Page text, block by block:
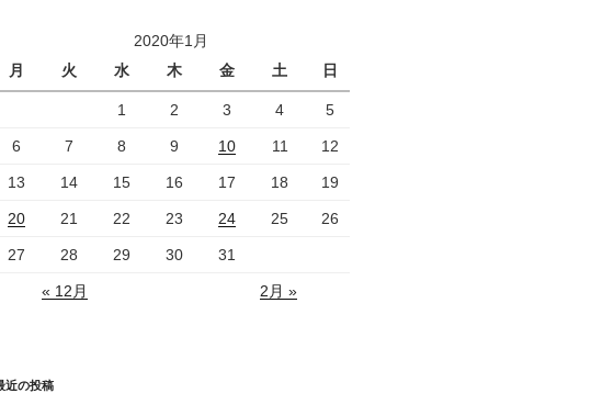
2020年1月
月
火 水 木 金 土 日
1 2 3 4 5
6 7 8 9 10 11 12
13 14 15 16 17 18 19
20 21 22 23 24 25 26
27 28 29 30 31
« 12月 2月 »
近の投稿